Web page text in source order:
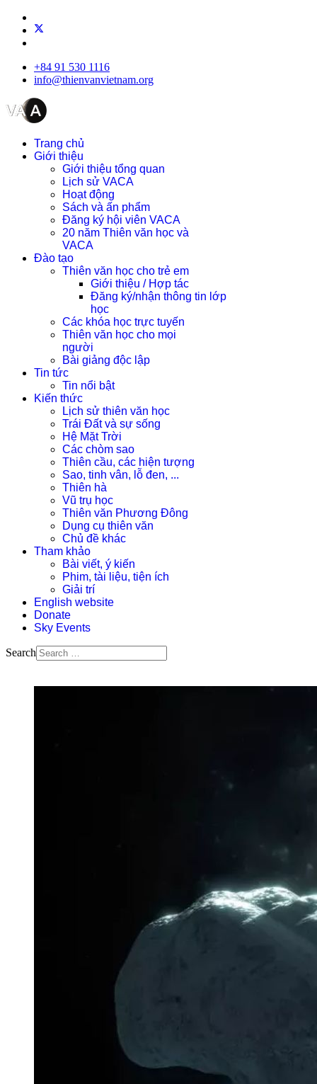
+84 91 530 1116
info@thienvanvietnam.org
Trang chủ
Giới thiệu
Giới thiệu tổng quan
Lịch sử VACA
Hoạt động
Sách và ấn phẩm
Đăng ký hội viên VACA
20 năm Thiên văn học và
VACA
Đào tạo
Thiên văn học cho trẻ em
Giới thiệu / Hợp tác
Đăng ký/nhận thông tin lớp
học
Các khóa học trực tuyến
Thiên văn học cho mọi
người
Bài giảng độc lập
Tin tức
Tin nổi bật
Kiến thức
Lịch sử thiên văn học
Trái Đất và sự sống
Hệ Mặt Trời
Các chòm sao
Thiên cầu, các hiện tượng
Sao, tinh vân, lỗ đen, ...
Thiên hà
Vũ trụ học
Thiên văn Phương Đông
Dụng cụ thiên văn
Chủ đề khác
Tham khảo
Bài viết, ý kiến
Phim, tài liệu, tiện ích
Giải trí
English website
Donate
Sky Events
Search